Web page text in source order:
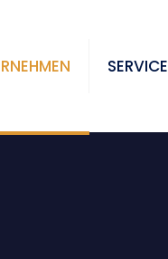
SERVICE